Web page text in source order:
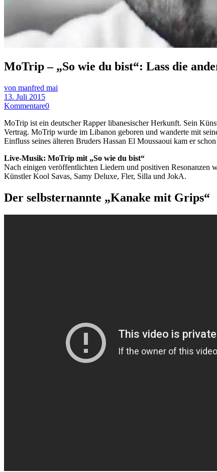
MoTrip – „So wie du bist“: Lass die
von manfred mai
13. Juli 2015
Kommentare0
MoTrip ist ein deutscher Rapper libanesischer Herkunft. Sein
Vertrag. MoTrip wurde im Libanon geboren und wanderte mit
Einfluss seines älteren Bruders Hassan El Moussaoui kam er
Live-Musik: MoTrip mit „So wie du bist“
Nach einigen veröffentlichten Liedern und positiven Resonanzen
Künstler Kool Savas, Samy Deluxe, Fler, Silla und JokA.
Der selbsternannte „Kanake mit Grips“